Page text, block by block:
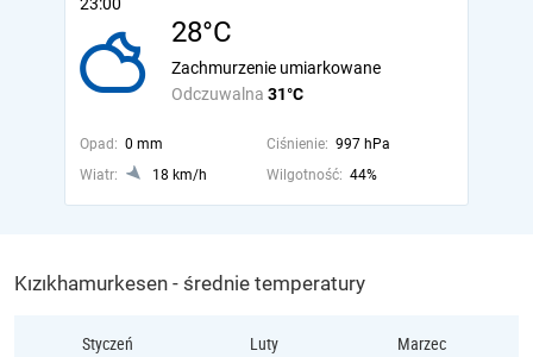
28°C
Odczuwalna 31°C
Zachmurzenie umiarkowane
Opad: 0 mm Ciśnienie: 997 hPa
Wiatr:
18 km/h Wilgotność: 44%
Kızıkhamurkesen - średnie temperatury
Styczeń Luty Marzec